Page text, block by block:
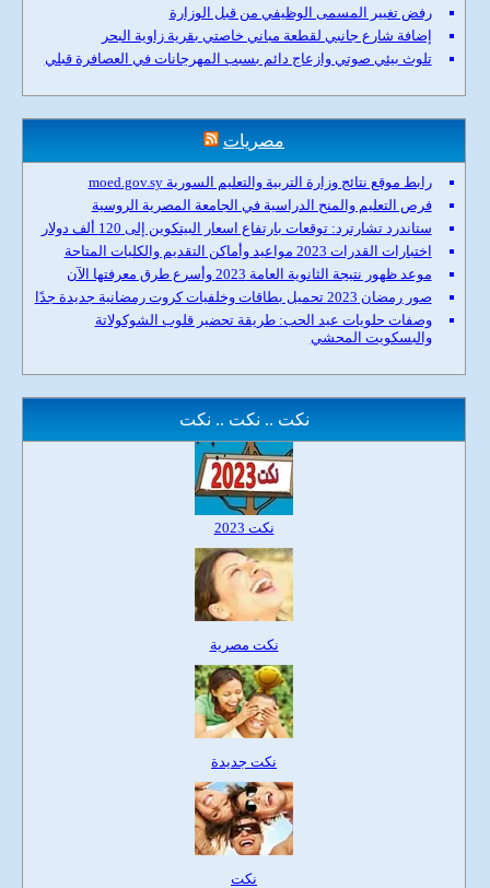
رفض تغيير المسمى الوظيفي من قبل الوزارة
إضافة شارع جانبي لقطعة مباني خاصتي بقرية زاوية البحر
تلوث بيئي صوتي وازعاج دائم بسبب المهرجانات في العصافرة قبلي
مصريات
رابط موقع نتائج وزارة التربية والتعليم السورية moed.gov.sy
فرص التعليم والمنح الدراسية في الجامعة المصرية الروسية
ستاندرد تشارترد: توقعات بارتفاع اسعار البيتكوين إلى 120 ألف دولار
اختبارات القدرات 2023 مواعيد وأماكن التقديم والكليات المتاحة
موعد ظهور نتيجة الثانوية العامة 2023 وأسرع طرق معرفتها الآن
صور رمضان 2023 تحميل بطاقات وخلفيات كروت رمضانية جديدة جدًا
وصفات حلويات عيد الحب: طريقة تحضير قلوب الشوكولاتة
والبسكويت المحشي
نكت .. نكت .. نكت
نكت 2023
نكت مصرية
نكت جديدة
نكت